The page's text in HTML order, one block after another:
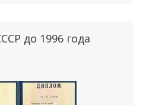
до 1996 года